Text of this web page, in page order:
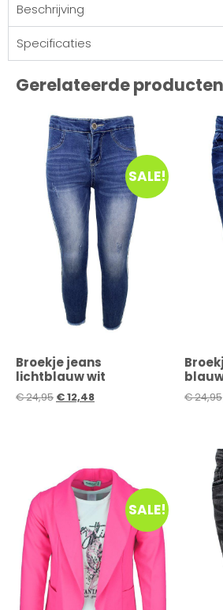
Beschrijving
Specificaties
Gerelateerde producten
SALE!
Broekje jeans
lichtblauw wit
€24,95 €12,48 €24,95
SALE!